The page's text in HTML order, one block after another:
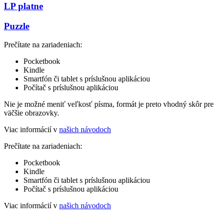
LP platne
Puzzle
Prečítate na zariadeniach:
Pocketbook
Kindle
Smartfón či tablet s príslušnou aplikáciou
Počítač s príslušnou aplikáciou
Nie je možné meniť veľkosť písma, formát je preto vhodný skôr pre
väčšie obrazovky.
Viac informácií v našich návodoch
Prečítate na zariadeniach:
Pocketbook
Kindle
Smartfón či tablet s príslušnou aplikáciou
Počítač s príslušnou aplikáciou
Viac informácií v našich návodoch